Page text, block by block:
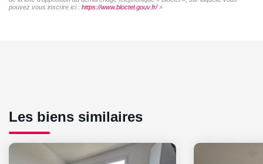
pouvez vous inscrire ici : https://www.bloctel.gouv.fr/»
Les biens similaires